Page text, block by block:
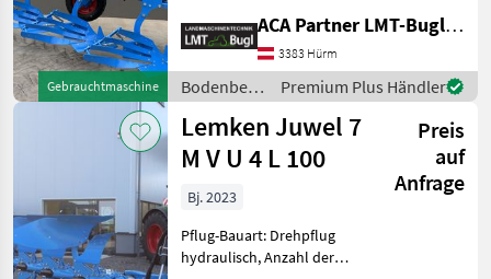
Gebrauchtmaschine
Scheibensech, hydr.
Schnittbreitenverstellung,
Steinsicherung,
Streifenkörper, Stützrad
Lemken Juwel 8MV 4
ACA Partner LMT-Bugl GmbH
3383 Hürm
Bodenbearbeitung
/ Lemken
Premium Plus Händler
Lemken Juwel 7
M V U 4 L 100
Preis
auf
Anfrage
Bj. 2023
Pflug-Bauart: Drehpflug
hydraulisch, Anzahl der